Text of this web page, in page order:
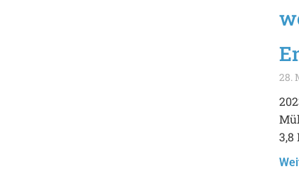
28.
3,8